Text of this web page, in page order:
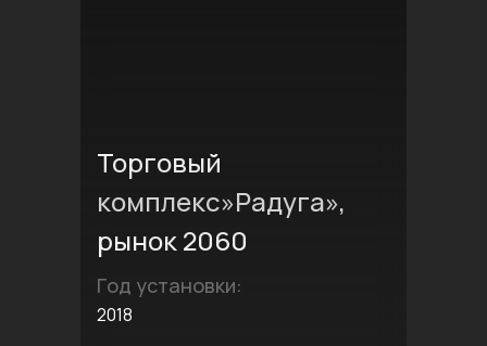
Торговый
комплекс»Радуга»,
рынок 2060
Год установки:
2018